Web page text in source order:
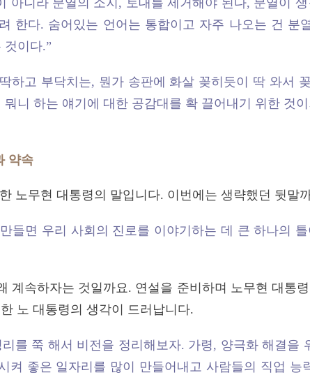
아니라 분열의 소지, 토대를 제거해야 된다, 분열이
한다. 숨어있는 언어는 통합이고 자주 나오는 건 분
것이다.”
하고 부닥치는, 뭔가 송판에 화살 꽂히듯이 딱 와서
니 하는 얘기에 대한 공감대를 확 끌어내기 위한 것이
약속
노무현 대통령의 말입니다. 이번에는 생략했던 뒷말
들면 우리 사회의 진로를 이야기하는 데 큰 하나의
계속하자는 것일까요. 연설을 준비하며 노무현 대통
노 대통령의 생각이 드러납니다.
를 쭉 해서 비전을 정리해보자. 가령, 양극화 해결을
켜 좋은 일자리를 많이 만들어내고 사람들의 직업 능